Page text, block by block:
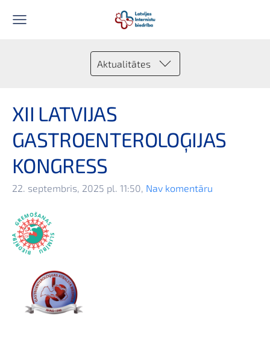
Aktualitātes
XII LATVIJAS
GASTROENTEROLOĢIJAS
KONGRESS
22. septembris, 2025 pl. 11:50, Nav komentāru